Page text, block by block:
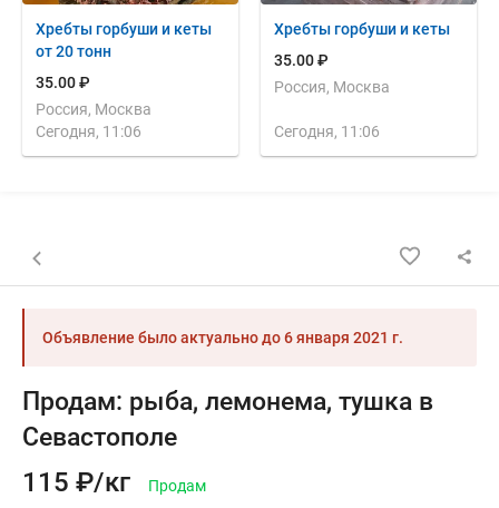
Хребты горбуши и кеты
от 20 тонн
35.00 ₽
Россия, Москва
Сегодня, 11:06
Хребты горбуши и кеты
35.00 ₽
Россия, Москва
Сегодня, 11:06
Назад к списку объявлений
Объявление было актуально до6 января 2021 г.
Продам: рыба, лемонема, тушка в
Севастополе
115 ₽/кг
Продам